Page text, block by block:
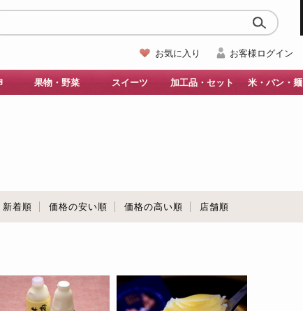
お気に入り お客様ログイン
果物・野菜 スイーツ 加工品・セット 米・パン・麺
新着順 価格の安い順 価格の高い順 店舗順